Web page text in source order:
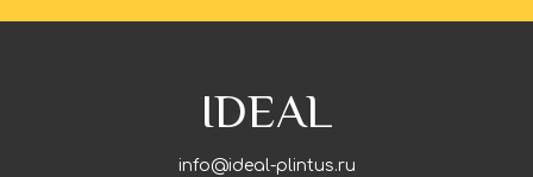
IDEAL
info@ideal-plintus.ru